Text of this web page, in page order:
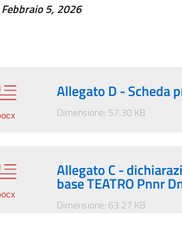
Febbraio 5, 2026
Allegato D - Scheda
Dimensione: 57.30 KB
Allegato C -
base TEATRO Pnnr
Dimensione: 63.27 KB